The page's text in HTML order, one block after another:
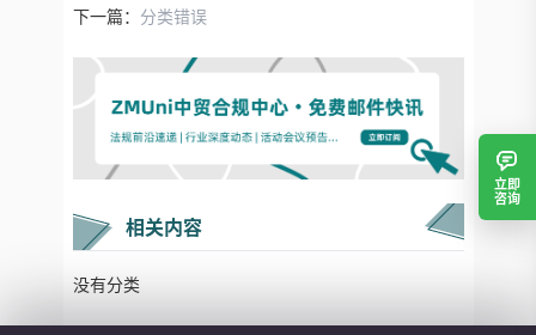
下一篇： 分类错误
相关内容
没有分类
立即
咨询